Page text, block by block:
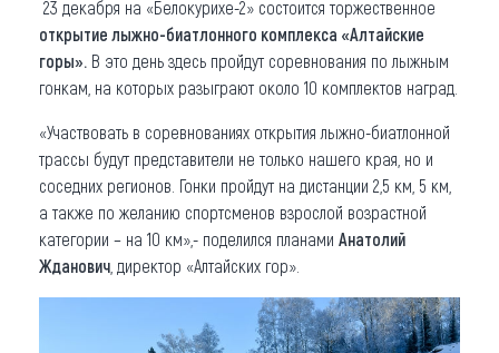
23 декабря на «Белокурихе-2» состоится торжественное
открытие лыжно-биатлонного комплекса «Алтайские
горы». В это день здесь пройдут соревнования по лыжным
гонкам, на которых разыграют около 10 комплектов наград.
«Участвовать в соревнованиях открытия лыжно-биатлонной
трассы будут представители не только нашего края, но и
соседних регионов. Гонки пройдут на дистанции 2,5 км, 5 км,
а также по желанию спортсменов взрослой возрастной
категории – на 10 км»,- поделился планами Анатолий
Жданович , директор «Алтайских гор».